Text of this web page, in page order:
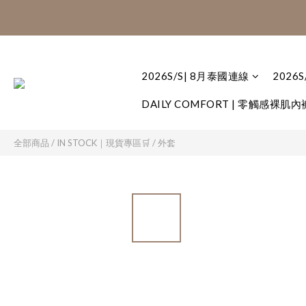
2026S/S| 8月泰國連線
DAILY COMFORT | 零觸感裸肌內
全部商品 / IN STOCK｜現貨專區🛒 /外套